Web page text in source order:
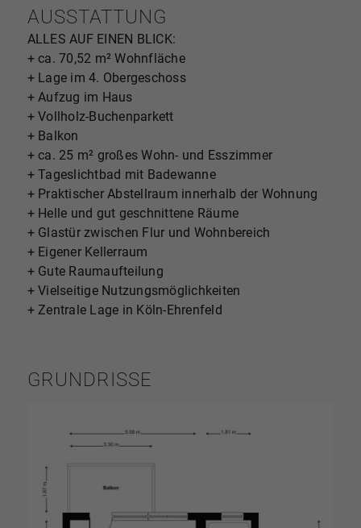
AUSSTATTUNG
ALLES AUF EINEN BLICK:
+ ca. 70,52 m² Wohnfläche
+ Lage im 4. Obergeschoss
+ Aufzug im Haus
+ Vollholz-Buchenparkett
+ Balkon
+ ca. 25 m² großes Wohn- und Esszimmer
+ Tageslichtbad mit Badewanne
+ Praktischer Abstellraum innerhalb der Wohnung
+ Helle und gut geschnittene Räume
+ Glastür zwischen Flur und Wohnbereich
+ Eigener Kellerraum
+ Gute Raumaufteilung
+ Vielseitige Nutzungsmöglichkeiten
+ Zentrale Lage in Köln-Ehrenfeld
GRUNDRISSE